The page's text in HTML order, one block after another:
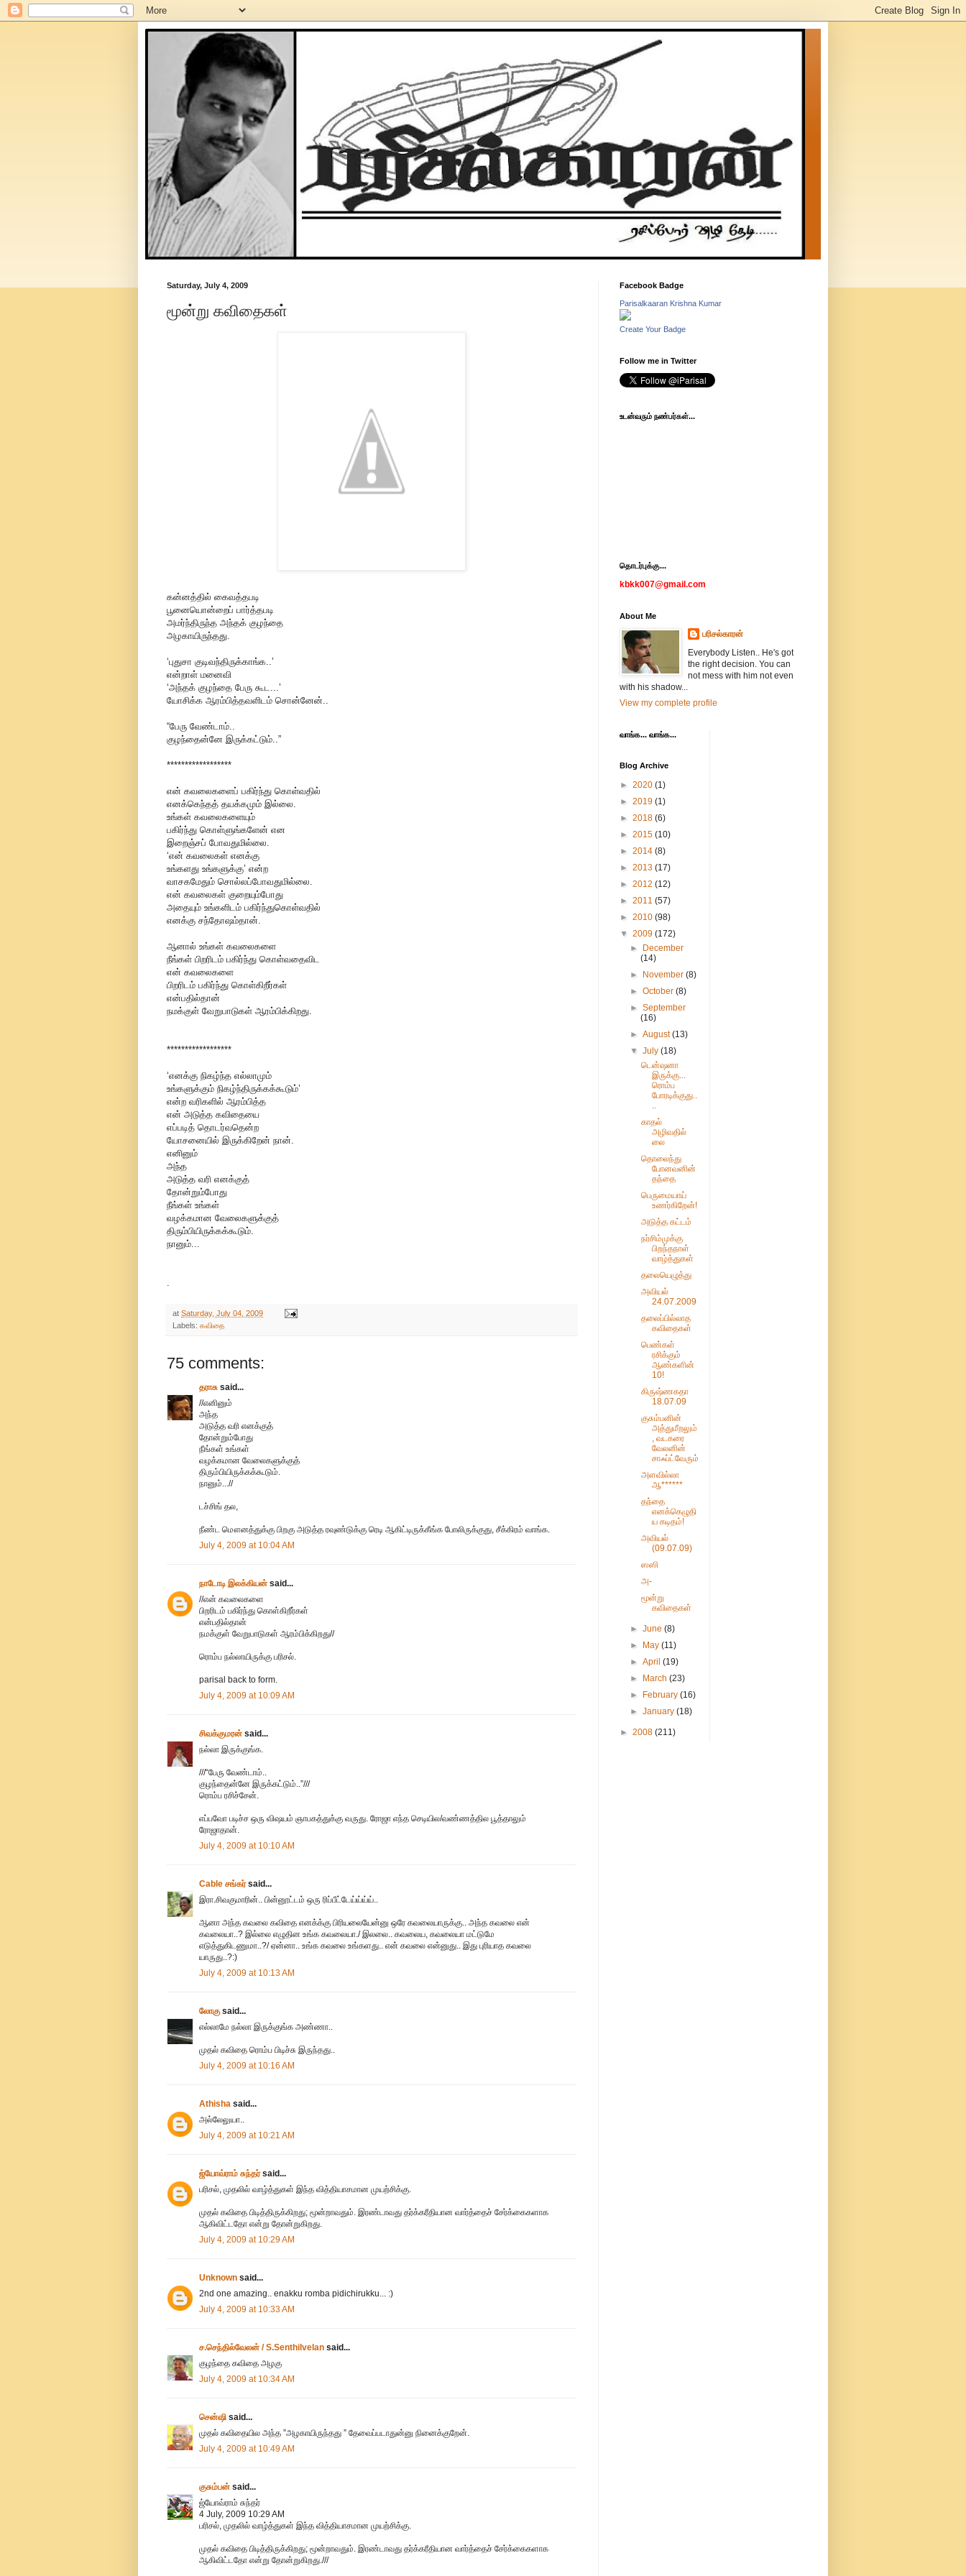
Saturday, July 4, 2009
மூன்று கவிதைகள்
கன்னத்தில் கைவத்தபடி
பூனையொன்றைப் பார்த்தபடி
அமர்ந்திருந்த அந்தக் குழந்தை
அழகாயிருந்தது.
‘புதுசா குடிவந்திருக்காங்க..’
என்றாள் மனைவி
‘அந்தக் குழந்தை பேரு கூட...’
யோசிக்க ஆரம்பித்தவளிடம் சொன்னேன்..
“பேரு வேண்டாம்..
குழந்தைன்னே இருக்கட்டும்..”
******************
என் கவலைகளைப் பகிர்ந்து கொள்வதில்
எனக்கெந்தத் தயக்கமும் இல்லை.
உங்கள் கவலைகளையும்
பகிர்ந்து கொள்ளுங்களேன் என
இறைஞ்சப் போவதுமில்லை.
‘என் கவலைகள் எனக்கு
உங்களது உங்களுக்கு’ என்ற
வாசகமேதும் சொல்லப்போவதுமில்லை.
என் கவலைகள் குறையும்போது
அதையும் உங்களிடம் பகிர்ந்துகொள்வதில்
எனக்கு சந்தோஷம்தான்.
ஆனால் உங்கள் கவலைகளை
நீங்கள் பிறரிடம் பகிர்ந்து கொள்வதைவிட
என் கவலைகளை
பிறரிடம் பகிர்ந்து கொள்கிறீர்கள்
என்பதில்தான்
நமக்குள் வேறுபாடுகள் ஆரம்பிக்கிறது.
******************
‘எனக்கு நிகழ்ந்த எல்லாமும்
உங்களுக்கும் நிகழ்ந்திருக்கக்கூடும்’
என்ற வரிகளில் ஆரம்பித்த
என் அடுத்த கவிதையை
எப்படித் தொடர்வதென்ற
யோசனையில் இருக்கிறேன் நான்.
எனினும்
அந்த
அடுத்த வரி எனக்குத்
தோன்றும்போது
நீங்கள் உங்கள்
வழக்கமான வேலைகளுக்குத்
திரும்பியிருக்கக்கூடும்.
நானும்...
at Saturday, July 04, 2009
Labels: கவிதை
75 comments:
தராசு said...
//எனினும்
அந்த
அடுத்த வரி எனக்குத்
தோன்றும்போது
நீங்கள் உங்கள்
வழக்கமான வேலைகளுக்குத்
திரும்பியிருக்கக்கூடும்.
நானும்...//
டச்சிங் தல,
நீண்ட மௌனத்துக்கு பிறகு அடுத்த ரவுண்டுக்கு ரெடி ஆகிட்டிருக்கீங்க போலிருக்குது, சீக்கிரம் வாங்க.
July 4, 2009 at 10:04 AM
நாடோடி இலக்கியன் said...
//என் கவலைகளை
பிறரிடம் பகிர்ந்து கொள்கிறீர்கள்
என்பதில்தான்
நமக்குள் வேறுபாடுகள் ஆரம்பிக்கிறது//
ரொம்ப நல்லாயிருக்கு பரிசல்.
parisal back to form.
July 4, 2009 at 10:09 AM
சிவக்குமரன் said...
நல்லா இருக்குங்க.
///“பேரு வேண்டாம்..
குழந்தைன்னே இருக்கட்டும்..”///
ரொம்ப ரசிச்சேன்.
எப்பவோ படிச்ச ஒரு விஷயம் ஞாபகத்துக்கு வருது. ரோஜா எந்த செடியில/வண்ணத்தில பூத்தாலும்
ரோஜாதான்.
July 4, 2009 at 10:10 AM
Cable சங்கர்said...
இரா.சிவகுமாரின்.. பின்னூட்டம் ஒரு ரிப்பீட்டேய்ய்ய்ய்..
ஆனா அந்த கவலை கவிதை எனக்க்கு பிரியலையேன்னு ஒரே கவலையாருக்கு.. அந்த கவலை என்
கவலையா..? இல்லை எழுதின உங்க கவலையா./ இலலை.. கவலைய, கவலையா மட்டுமே
எடுத்துகிடணுமா..?/ ஏன்னா.. உங்க கவலை உங்களது.. என் கவலை என்னுது.. இது புரியாத கவலை
யாருது..?:)
July 4, 2009 at 10:13 AM
லோகுsaid...
எல்லாமே நல்லா இருக்குங்க அண்ணா..
முதல் கவிதை ரொம்ப பிடிச்சு இருந்தது..
July 4, 2009 at 10:16 AM
Athisha said...
அல்லேலுயா..
July 4, 2009 at 10:21 AM
ஜ்யோவ்ராம் சுந்தர்said...
பரிசல், முதலில் வாழ்த்துகள் இந்த வித்தியாசமான முயற்சிக்கு.
முதல் கவிதை பிடித்திருக்கிறது; மூன்றாவதும். இரண்டாவது தர்க்கரீதியான வார்த்தைச் சேர்க்கைகளாக
ஆகிவிட்டதோ என்று தோன்றுகிறது.
July 4, 2009 at 10:29 AM
Unknown said...
2nd one amazing.. enakku romba pidichirukku... :)
July 4, 2009 at 10:33 AM
ச.செந்தில்வேலன் / S.Senthilvelan said...
குழந்தை கவிதை அழகு
July 4, 2009 at 10:34 AM
சென்ஷி said...
முதல் கவிதையில அந்த ”அழகாயிருந்தது ” தேவைப்படாதுன்னு நினைக்குறேன்.
July 4, 2009 at 10:49 AM
குசும்பன் said...
ஜ்யோவ்ராம் சுந்தர்
4 July, 2009 10:29 AM
பரிசல், முதலில் வாழ்த்துகள் இந்த வித்தியாசமான முயற்சிக்கு.
முதல் கவிதை பிடித்திருக்கிறது; மூன்றாவதும். இரண்டாவது தர்க்கரீதியான வார்த்தைச் சேர்க்கைகளாக
ஆகிவிட்டதோ என்று தோன்றுகிறது.///
Facebook Badge
Parisalkaaran Krishna Kumar
Create Your Badge
Follow me in Twitter
உடன்வரும் நண்பர்கள்...
தொடர்புக்கு...
kbkk007@gmail.com
About Me
பரிசல்காரன்
Everybody Listen.. He's got
the right decision. You can
not mess with him not even
with his shadow...
View my complete profile
வாங்க... வாங்க...
Blog Archive
► 2020 (1)
► 2019 (1)
► 2018 (6)
► 2015 (10)
► 2014 (8)
► 2013 (17)
► 2012 (12)
► 2011 (57)
► 2010 (98)
▼ 2009 (172)
►
December
(14)
►
November(8)
►October(8)
►September
(16)
►August(13)
▼July(18)
டென்ஷனா
இருக்கு...
ரொம்ப
போரடிக்குது..
..
காதல்
அழிவதில்
லை
தொலைந்து
போனவனின்
தந்தை
பெருமையாய்
உணர்கிறேன்!
அடுத்த கட்டம்
நர்சிம்முக்கு
பிறந்தநாள்
வாழ்த்துகள்
தலையெழுத்து
அவியல்
24.07.2009
தலைப்பில்லாத
கவிதைகள்
பெண்கள்
ரசிக்கும்
ஆண்களின்
10!
கிருஷ்ணகதா
18.07.09
குசும்பனின்
அத்துமீறலும்
, வடகரை
வேலனின்
சாஃப்ட்வேரும்
அள‌வில்லா
ஆ******
தந்தை
எனக்கெழுதி
ய கடிதம்!
அவியல்
(09.07.09)
ஸஸி
அ-
மூன்று
கவிதைகள்
►June(8)
►
May(11)
►April(19)
►
March(23)
►
February(16)
►January(18)
► 2008 (211)